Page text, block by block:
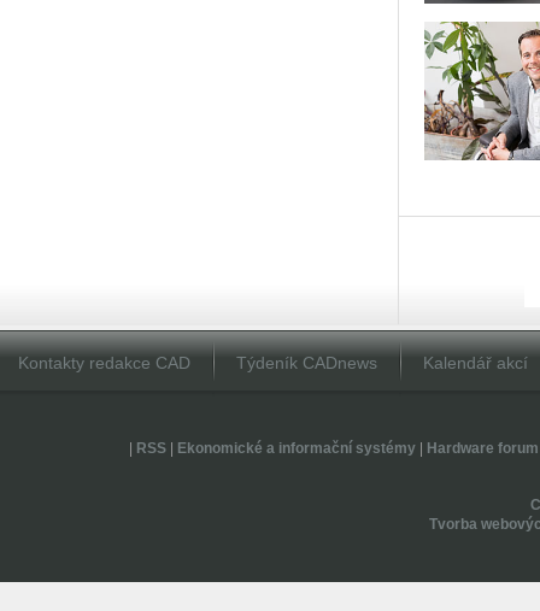
Kontakty redakce CAD Týdeník CADnews Kalendář akcí
RSS| Ekonomické a informační systémy| Hardware forum
Tvorba